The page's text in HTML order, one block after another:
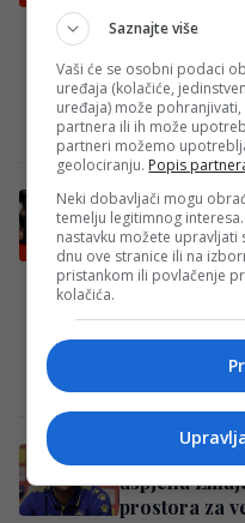
Viktoria
iznenađujući
rezultatom
Redakcija Sop·19/
Amar Memić
priznanja u
Fudbalski
značajno
uspjeha
prostora za
Saznajte više
Vaši će se osobni podaci
uređaja (kolačiće,
uređaja) može
partnera ili ih može
partneri možemo
geolociranju. Popis
Neki dobavljači mogu
temelju legitimnog
nastavku možete
dnu ove stranice ili na
pristankom ili povlačenje
kolačića.